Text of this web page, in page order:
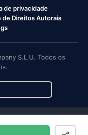
de privacidade
de Direitos Autorais
S.L.U. Todos os